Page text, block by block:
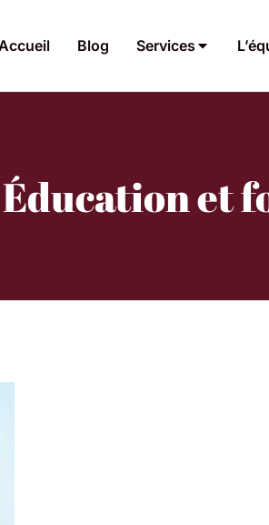
Blog Services
et